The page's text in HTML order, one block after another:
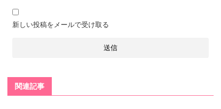
新しい投稿をメールで受け取る
関連記事